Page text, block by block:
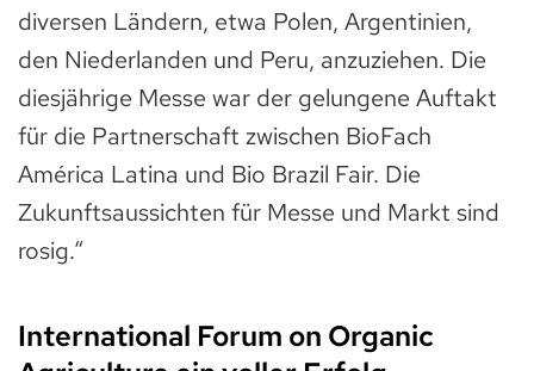
diversen Ländern, etwa Polen, Argentinien,
den Niederlanden und Peru, anzuziehen. Die
diesjährige Messe war der gelungene Auftakt
für die Partnerschaft zwischen BioFach
América Latina und Bio Brazil Fair. Die
Zukunftsaussichten für Messe und Markt sind
rosig.“
International Forum on Organic